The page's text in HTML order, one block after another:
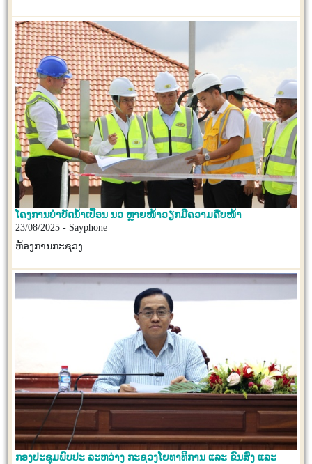
ໂຄງການບໍາບັດນໍ້າເປື້ອນ ນວ ຫຼາຍໜ້າວຽກມີຄວາມຄືບໜ້າ
23/08/2025 - Sayphone
ຫ້ອງການກະຊວງ
ກອງປະຊຸມພົບປະ ລະຫວ່າງ ກະຊວງໂຍທາທິການ ແລະ ຂົນສົ່ງ ແລະ